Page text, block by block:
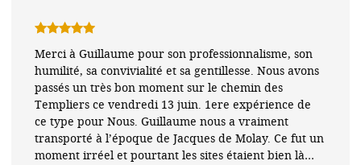
5
Merci à Guillaume pour son professionnalisme, son
humilité, sa convivialité et sa gentillesse. Nous avons
passés un très bon moment sur le chemin des
Templiers ce vendredi 13 juin. 1ere expérience de
ce type pour Nous. Guillaume nous a vraiment
transporté à l’époque de Jacques de Molay. Ce fut un
moment irréel et pourtant les sites étaient bien là…